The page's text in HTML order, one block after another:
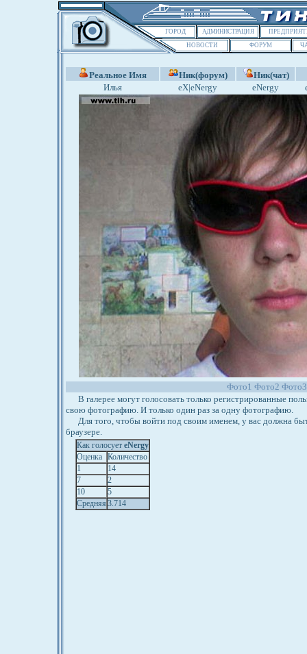
ГОРОД АДМИНИСТРАЦИЯ
НОВОСТИ
ФОРУМ
Реальное Имя Ник(форум)
Ник(чат)
Илья
eX|eNergy eNergy
Фото1 Фото2 Фото3
В галерее могут голосовать только регистрированные
свою фотографию. И только один раз за одну фотографию.
Для того, чтобы войти под своим именем, у вас должна
браузере.
Как голосует eNergy
Оценка
Количество
1
14
7
2
10
5
Средняя 3.714